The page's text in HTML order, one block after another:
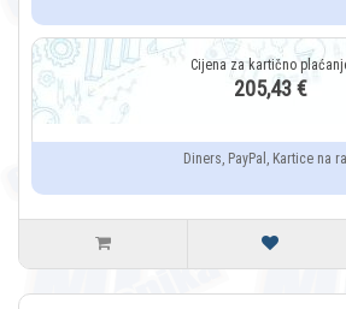
205,43 €
Diners, PayPal, Kartice na